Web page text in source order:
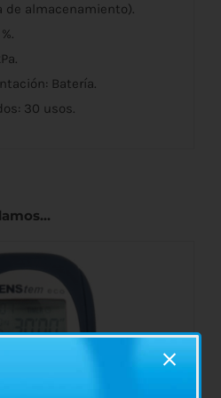
almacenamiento).
Batería.
30 usos.